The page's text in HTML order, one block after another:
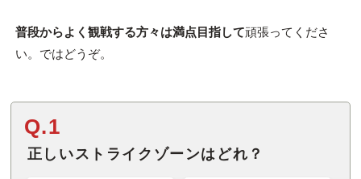
普段からよく観戦する方々は満点目指して頑張ってくださ
い。ではどうぞ。
Q.1
正しいストライクゾーンはどれ？